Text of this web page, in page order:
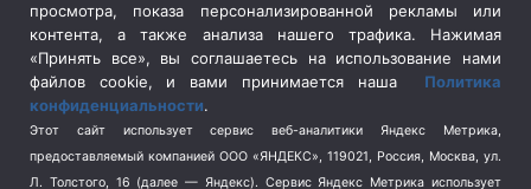
Социальная политика
(3)
Спецоперация в Украине
Спецоперация на Украине
(404)
Спорт (740)
Терроризм (1)
просмотра, показа персонализированной рекламы или
контента, а также анализа нашего трафика. Нажимая
«Принять все», вы соглашаетесь на использование нами
файлов cookie, и вами принимается наша Политика
конфиденциальности.
Этот сайт использует сервис веб-аналитики Яндекс Метрика,
предоставляемый компанией ООО «ЯНДЕКС», 119021, Россия, Москва, ул.
Л. Толстого, 16 (далее — Яндекс). Сервис Яндекс Метрика использует